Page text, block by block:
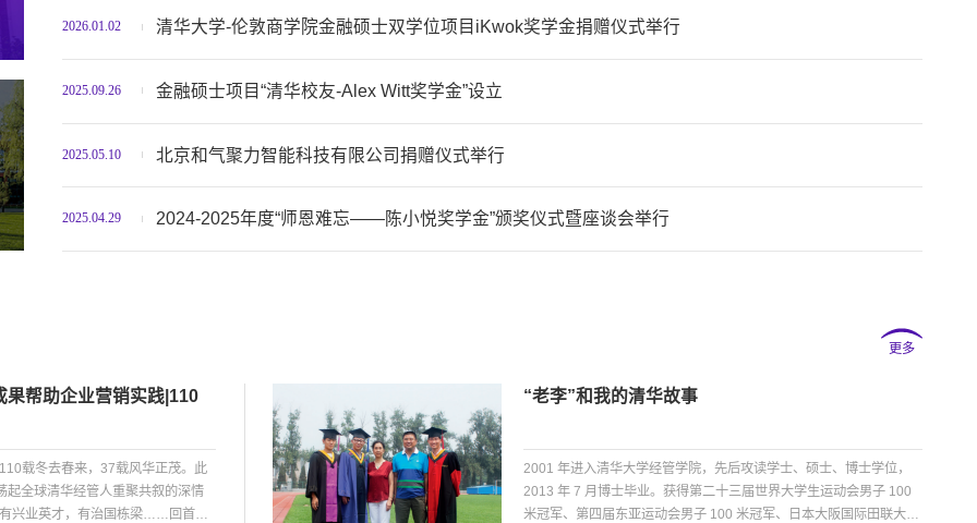
2026.01.02 清华大学-伦敦商学院金融硕士双学位项目iKwok奖学金捐赠仪式举行
2025.09.26 金融硕士项目“清华校友-Alex Witt奖学金”设立
2025.05.10 北京和气聚力智能科技有限公司捐赠仪式举行
2025.04.29 2024-2025年度“师恩难忘——陈小悦奖学金”颁奖仪式暨座谈会举行
更多
果帮助企业营销实践|110
载冬去春来，37载风华正茂。此
起全球清华经管人重聚共叙的深情
兴业英才，有治国栋梁……回首岁
“老李”和我的清华故事
2001 年进入清华大学经管学院，先后攻读学士、硕士、博士学位，
2013 年 7 月博士毕业。获得第二十三届世界大学生运动会男子 100
米冠军、第四届东亚运动会男子 100 米冠军、日本大阪国际田联大奖